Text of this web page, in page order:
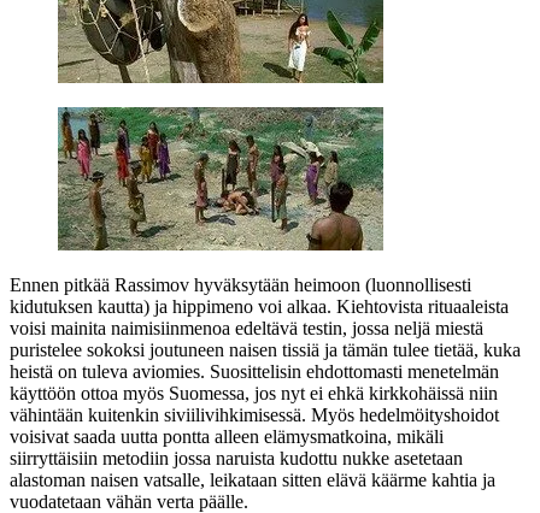
Ennen pitkää Rassimov hyväksytään heimoon (luonnollisesti
kidutuksen kautta) ja hippimeno voi alkaa. Kiehtovista rituaaleista
voisi mainita naimisiinmenoa edeltävä testin, jossa neljä miestä
puristelee sokoksi joutuneen naisen tissiä ja tämän tulee tietää, kuka
heistä on tuleva aviomies. Suosittelisin ehdottomasti menetelmän
käyttöön ottoa myös Suomessa, jos nyt ei ehkä kirkkohäissä niin
vähintään kuitenkin siviilivihkimisessä. Myös hedelmöityshoidot
voisivat saada uutta pontta alleen elämysmatkoina, mikäli
siirryttäisiin metodiin jossa naruista kudottu nukke asetetaan
alastoman naisen vatsalle, leikataan sitten elävä käärme kahtia ja
vuodatetaan vähän verta päälle.